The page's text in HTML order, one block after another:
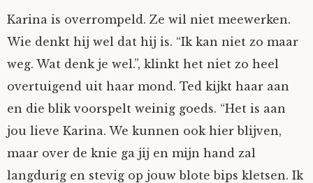
Karina is overrompeld. Ze wil niet meewerken.
Wie denkt hij wel dat hij is. “Ik kan niet zo maar
weg. Wat denk je wel.”, klinkt het niet zo heel
overtuigend uit haar mond. Ted kijkt haar aan
en die blik voorspelt weinig goeds. “Het is aan
jou lieve Karina. We kunnen ook hier blijven,
maar over de knie ga jij en mijn hand zal
langdurig en stevig op jouw blote bips kletsen. Ik